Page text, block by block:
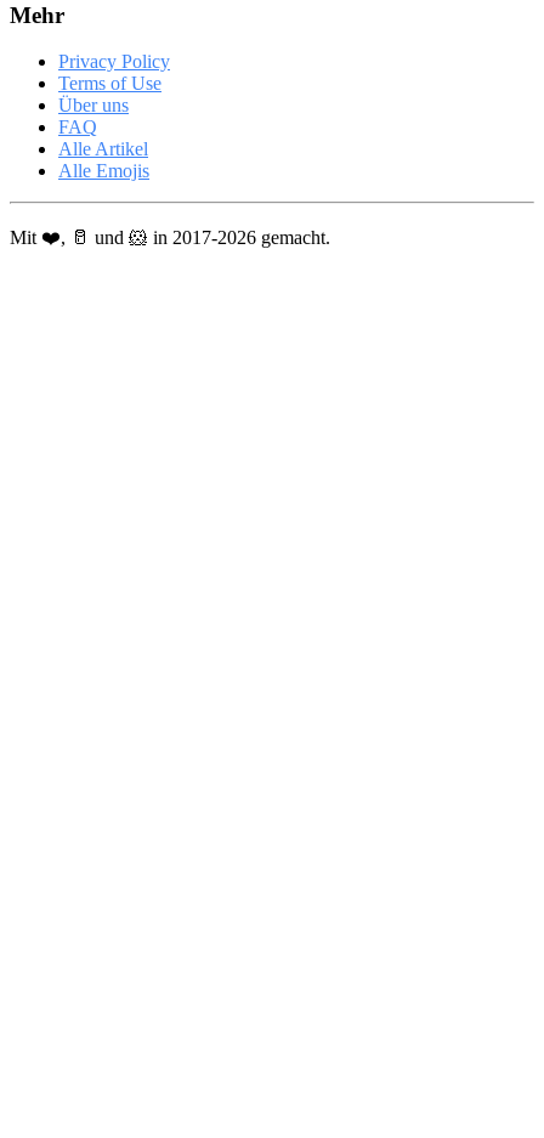
Mehr
Privacy Policy
Terms of Use
Über uns
FAQ
Alle Artikel
Alle Emojis
Mit ❤️, 🥛 und 🐹 in 2017-2026 gemacht.